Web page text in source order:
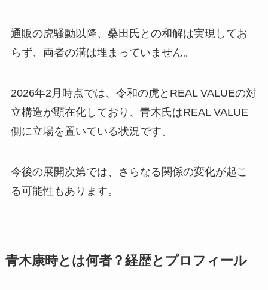
通販の虎騒動以降、桑田氏との和解は実現してお
らず、両者の溝は埋まっていません。
2026年2月時点では、令和の虎とREAL VALUEの対
立構造が顕在化しており、青木氏はREAL VALUE
側に立場を置いている状況です。
今後の展開次第では、さらなる関係の変化が起こ
る可能性もあります。
青木康時とは何者？経歴とプロフィール